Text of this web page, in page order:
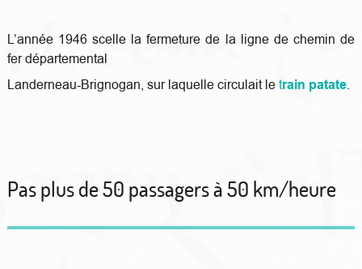
L’année 1946 scelle la fermeture de la ligne de chemin de
fer départemental
Landerneau-Brignogan, sur laquelle circulait letrain patate.
Pas plus de 50 passagers à 50 km/heure